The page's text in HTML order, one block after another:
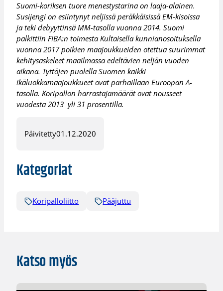
Suomi-koriksen tuore menestystarina on laaja-alainen.
Susijengi on esiintynyt neljissä peräkkäisissä EM-kisoissa
ja teki debyyttinsä MM-tasolla vuonna 2014. Suomi
palkittiin FIBA:n toimesta Kultaisella kunnianosoituksella
vuonna 2017 poikien maajoukkueiden otettua suurimmat
kehitysaskeleet maailmassa edeltävien neljän vuoden
aikana. Tyttöjen puolella Suomen kaikki
ikäluokkamaajoukkueet ovat parhaillaan Euroopan A-
tasolla. Koripallon harrastajamäärät ovat nousseet
vuodesta 2013 yli 31 prosentilla.
Päivitetty01.12.2020
Kategoriat
Koripalloliitto Pääjuttu
Katso myös